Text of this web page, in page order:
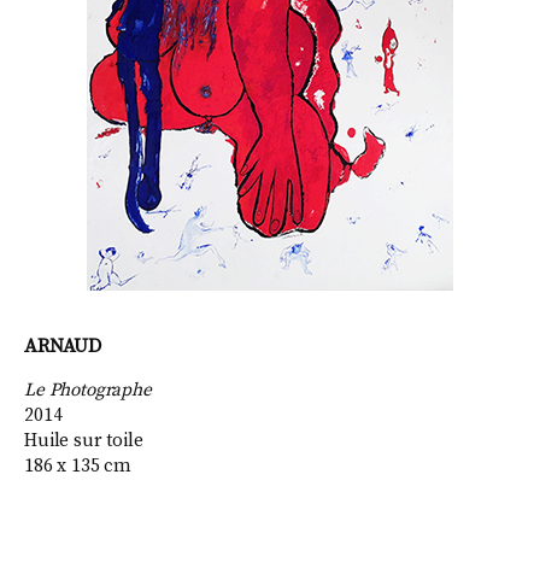
ARNAUD
Le Photographe
2014
Huile sur toile
186 x 135 cm